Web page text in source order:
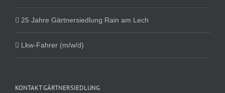
25 Jahre Gärtnersiedlung Rain am Lech
Lkw-Fahrer (m/w/d)
KONTAKT GÄRTNERSIEDLUNG